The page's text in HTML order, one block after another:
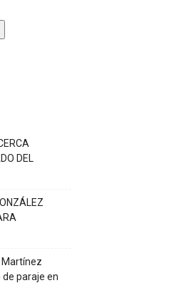
DEL
Martínez
paraje en